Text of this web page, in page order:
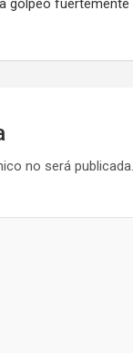
golpeó fuertemente
no será publicada.